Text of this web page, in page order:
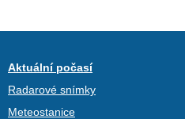
Aktuální počasí
Radarové snímky
Meteostanice